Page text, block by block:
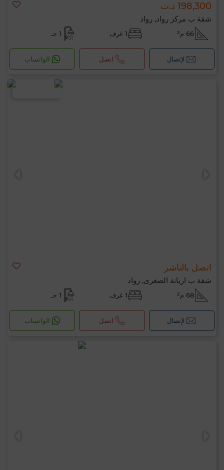
198,300 د.ت
شقة ب مركز رواد, رواد
66 م² 1 غرف 1 حـ
لإتصال اتصل الواتساب
اتصل بالناشر
شقة ب اريانة الصغرى, رواد
68 م² 1 غرف 1 حـ
لإتصال اتصل الواتساب